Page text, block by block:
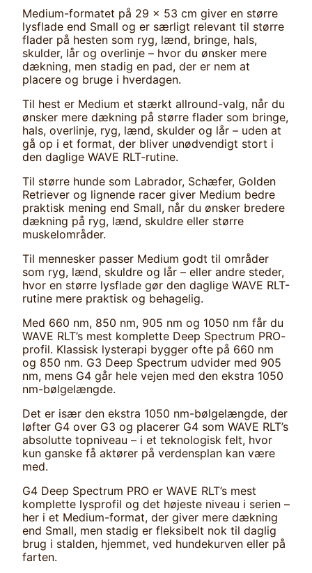
Medium-formatet på 29 x 53 cm giver en større
lysflade end Small og er særligt relevant til større
flader på hesten som ryg, lænd, bringe, hals,
skulder, lår og overlinje – hvor du ønsker mere
dækning, men stadig en pad, der er nem at
placere og bruge i hverdagen.
Til hest er Medium et stærkt allround-valg, når du
ønsker mere dækning på større flader som bringe,
hals, overlinje, ryg, lænd, skulder og lår – uden at
gå op i et format, der bliver unødvendigt stort i
den daglige WAVE RLT-rutine.
Til større hunde som Labrador, Schæfer, Golden
Retriever og lignende racer giver Medium bedre
praktisk mening end Small, når du ønsker bredere
dækning på ryg, lænd, skuldre eller større
muskelområder.
Til mennesker passer Medium godt til områder
som ryg, lænd, skuldre og lår – eller andre steder,
hvor en større lysflade gør den daglige WAVE RLT-
rutine mere praktisk og behagelig.
Med 660 nm, 850 nm, 905 nm og 1050 nm får du
WAVE RLT’s mest komplette Deep Spectrum PRO-
profil. Klassisk lysterapi bygger ofte på 660 nm
og 850 nm. G3 Deep Spectrum udvider med 905
nm, mens G4 går hele vejen med den ekstra 1050
nm-bølgelængde.
Det er især den ekstra 1050 nm-bølgelængde, der
løfter G4 over G3 og placerer G4 som WAVE RLT’s
absolutte topniveau – i et teknologisk felt, hvor
kun ganske få aktører på verdensplan kan være
med.
G4 Deep Spectrum PRO er WAVE RLT’s mest
komplette lysprofil og det højeste niveau i serien –
her i et Medium-format, der giver mere dækning
end Small, men stadig er fleksibelt nok til daglig
brug i stalden, hjemmet, ved hundekurven eller på
farten.